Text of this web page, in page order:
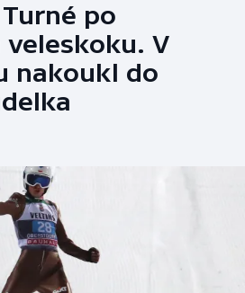
po
veleskoku. V
nakoukl do